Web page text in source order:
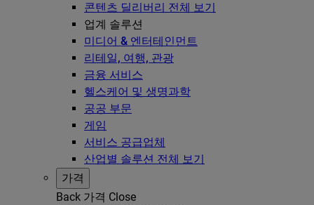
콘텐츠 딜리버리 전체 보기
업계 솔루션
미디어 & 엔터테인먼트
리테일, 여행, 관광
금융 서비스
헬스케어 및 생명과학
공공 부문
게임
서비스 공급업체
산업별 솔루션 전체 보기
가격
Back 가격 Close